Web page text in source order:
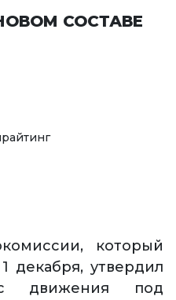
СОСТАВЕ
который
декабря, утвердил
движения под